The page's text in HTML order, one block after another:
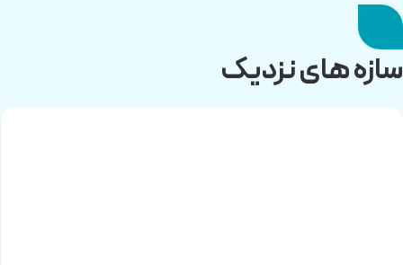
سازه های نزدیک